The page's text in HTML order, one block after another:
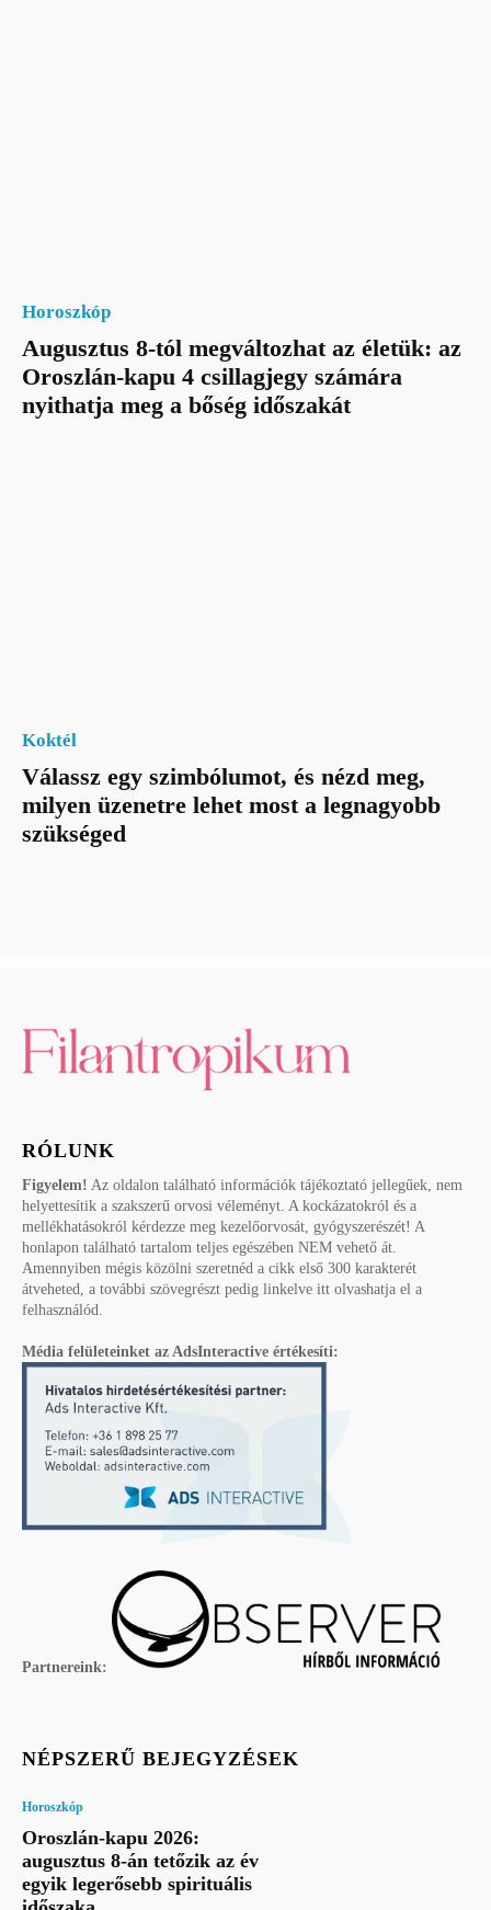
Horoszkóp
Augusztus 8-tól megváltozhat az életük: az
Oroszlán-kapu 4 csillagjegy számára
nyithatja meg a bőség időszakát
Koktél
Válassz egy szimbólumot, és nézd meg,
milyen üzenetre lehet most a legnagyobb
szükséged
RÓLUNK
Figyelem! Az oldalon található információk tájékoztató jellegűek, nem
helyettesítik a szakszerű orvosi véleményt. A kockázatokról és a
mellékhatásokról kérdezze meg kezelőorvosát, gyógyszerészét! A
honlapon található tartalom teljes egészében NEM vehető át.
Amennyiben mégis közölni szeretnéd a cikk első 300 karakterét
átveheted, a további szövegrészt pedig linkelve itt olvashatja el a
felhasználód.
Média felületeinket az AdsInteractive értékesíti:
Partnereink:
NÉPSZERŰ BEJEGYZÉSEK
Horoszkóp
Oroszlán-kapu 2026:
augusztus 8-án tetőzik az év
egyik legerősebb spirituális